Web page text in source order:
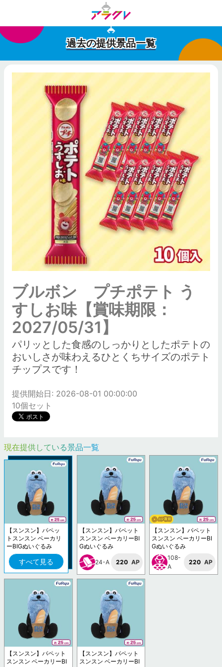
過去の提供景品一覧
ブルボン プチポテト う
すしお味【賞味期限：
2027/05/31】
パリッとした食感のしっかりとしたポテトの
おいしさが味わえるひとくちサイズのポテト
チップスです！
提供開始日: 2026-08-01 00:00:00
10個セット
現在提供している景品一覧
【スンスン】パペッ
トスンスン ベーカリ
ーBIGぬいぐるみ
すべて見る
【スンスン】パペット
スンスン ベーカリーBI
Gぬいぐるみ
24-A 220 AP
【スンスン】パペット
スンスン ベーカリーBI
Gぬいぐるみ
108-
A
220 AP
【スンスン】パペット
スンスン ベーカリーBI
【スンスン】パペット
スンスン ベーカリーBI